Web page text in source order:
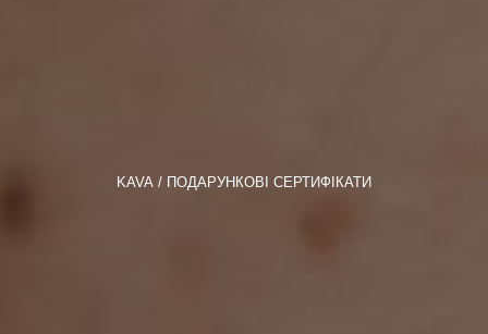
KAVA ПОДАРУНКОВІ СЕРТИФІКАТИ